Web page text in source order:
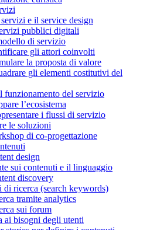
e il service design
pubblici digitali
di servizio
gli attori coinvolti
la proposta di valore
gli elementi costitutivi del
funzionamento del servizio
l’ecosistema
i flussi di servizio
le soluzioni
di co-progettazione
design
sui contenuti e il linguaggio
discovery
di ricerca (search keywords)
tramite analytics
sui forum
ai bisogni degli utenti